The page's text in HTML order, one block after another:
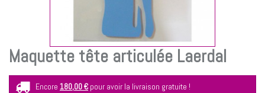
Maquette tête articulée Laerdal
Encore 180,00 € pour avoir la livraison gratuite !